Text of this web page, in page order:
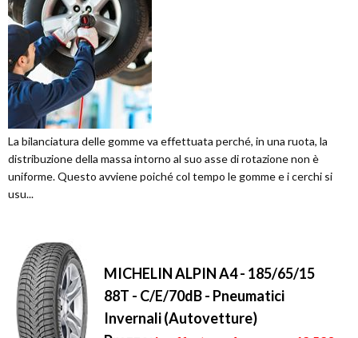
La bilanciatura delle gomme va effettuata perché, in una ruota, la
distribuzione della massa intorno al suo asse di rotazione non è
uniforme. Questo avviene poiché col tempo le gomme e i cerchi si
usu...
MICHELIN ALPIN A4 - 185/65/15
88T - C/E/70dB - Pneumatici
Invernali (Autovetture)